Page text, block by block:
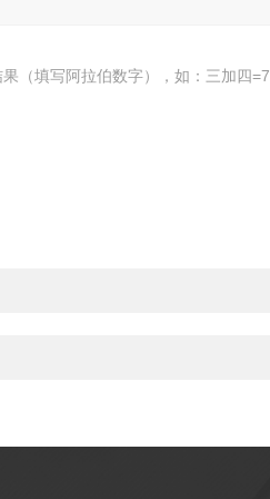
（填写阿拉伯数字），如：三加四=7